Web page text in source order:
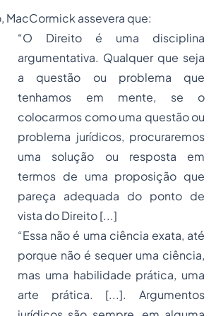
MacCormick assevera que:
“O Direito é uma disciplina
argumentativa. Qualquer que seja
a questão ou problema que
tenhamos em mente, se o
colocarmos como uma questão ou
problema jurídicos, procuraremos
uma solução ou resposta em
termos de uma proposição que
pareça adequada do ponto de
vista do Direito [...]
“Essa não é uma ciência exata, até
porque não é sequer uma ciência,
mas uma habilidade prática, uma
arte prática. [...]. Argumentos